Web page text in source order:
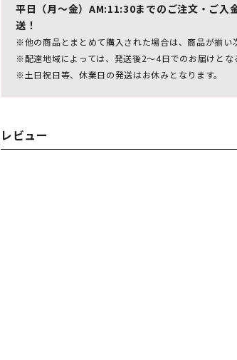
平日（月～金）AM:11:30までのご注文・ご入金
送！
※他の商品とまとめて購入された場合は、商品が揃い
※配達地域によっては、発送後2～4日でのお届けとな
※土日祝日等、休業日の発送はお休みとなります。
レビュー